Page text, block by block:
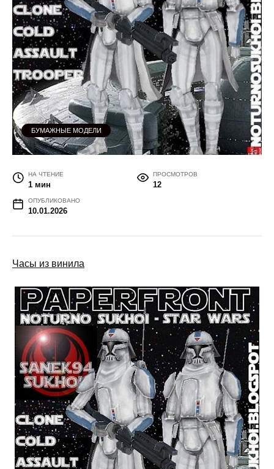
БУМАЖНЫЕ МОДЕЛИ
НА ЧТЕНИЕ
1 мин
ПРОСМОТРОВ
12
ОПУБЛИКОВАНО
10.01.2026
Часы из винила